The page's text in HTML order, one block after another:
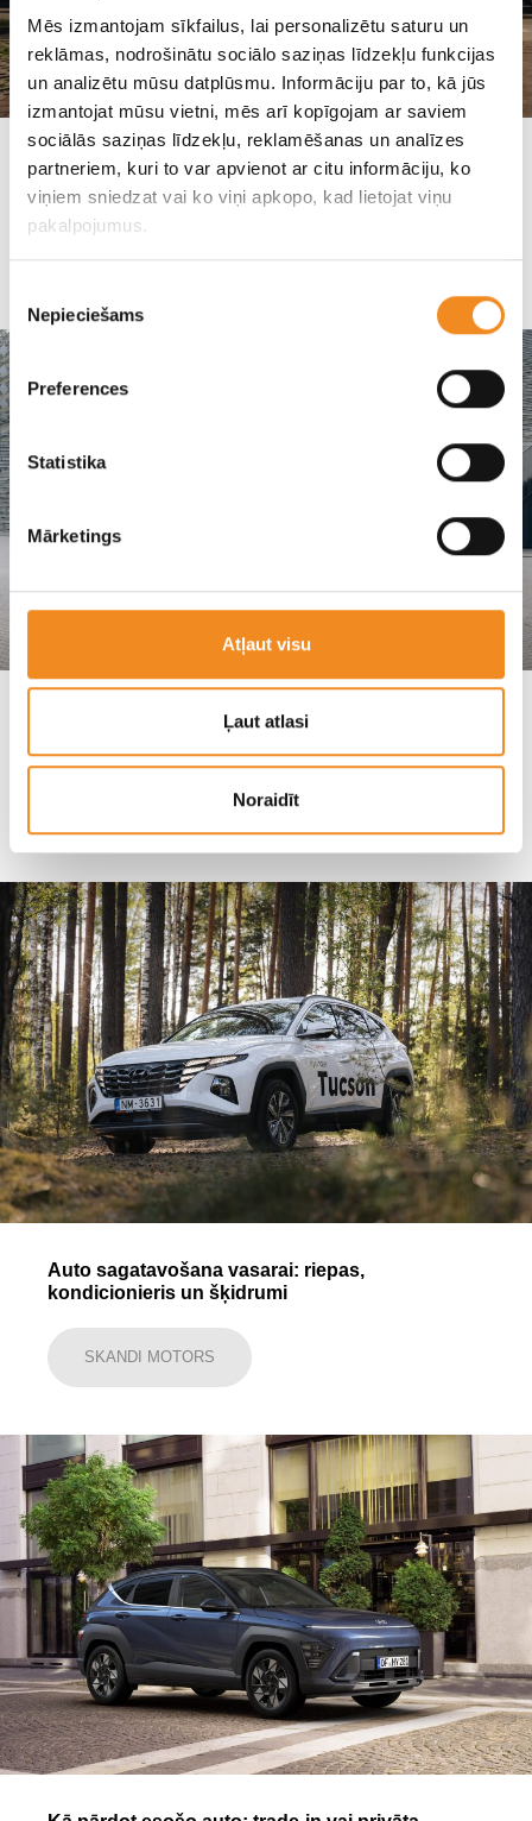
Mēs izmantojam sīkfailus, lai personalizētu saturu un
reklāmas, nodrošinātu sociālo saziņas līdzekļu funkcijas
un analizētu mūsu datplūsmu. Informāciju par to, kā jūs
izmantojat mūsu vietni, mēs arī kopīgojam ar saviem
sociālās saziņas līdzekļu, reklamēšanas un analīzes
partneriem, kuri to var apvienot ar citu informāciju, ko
viņiem sniedzat vai ko viņi apkopo, kad lietojat viņu
pakalpojumus.
izvēle
Nepieciešams
Preferences
Statistika
Mārketings
Atļaut visu
Ļaut atlasi
Noraidīt
Kā izvēlēties sev piemērotāko Hyundai
modeli?
Eiro 6 emisiju standarts: ko tas nozīmē auto
Auto sagatavošana vasarai: riepas,
kondicionieris un šķidrumi
SKANDI MOTORS